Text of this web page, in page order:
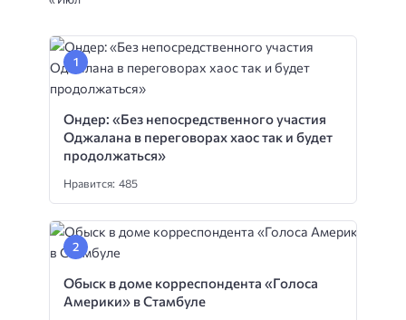
Ондер: «Без непосредственного участия
Оджалана в переговорах хаос так и будет
продолжаться»
Нравится: 485
Обыск в доме корреспондента «Голоса
Америки» в Стамбуле